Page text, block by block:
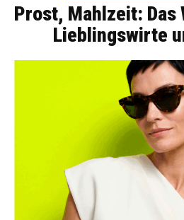
Prost, Mahlzeit: Das
Lieblingswirte